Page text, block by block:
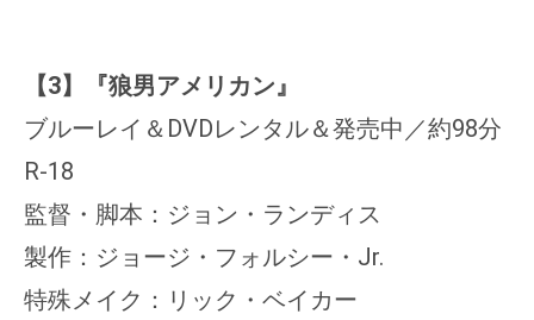
【3】『狼男アメリカン』
ブルーレイ＆DVDレンタル＆発売中／約98分
R-18
監督・脚本：ジョン・ランディス
製作：ジョージ・フォルシー・Jr.
特殊メイク：リック・ベイカー